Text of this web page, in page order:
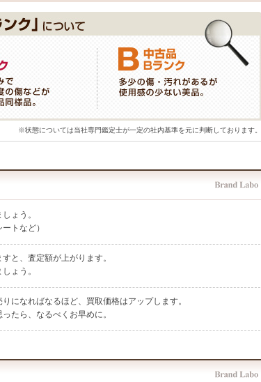
※状態については当社専門鑑定士が一定の社内基準を元に判断しております。
ょう。
トなど）
と、査定額が上がります。
ょう。
になればなるほど、買取価格はアップします。
たら、なるべくお早めに。